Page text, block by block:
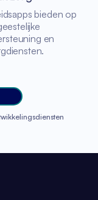
bieden op
en